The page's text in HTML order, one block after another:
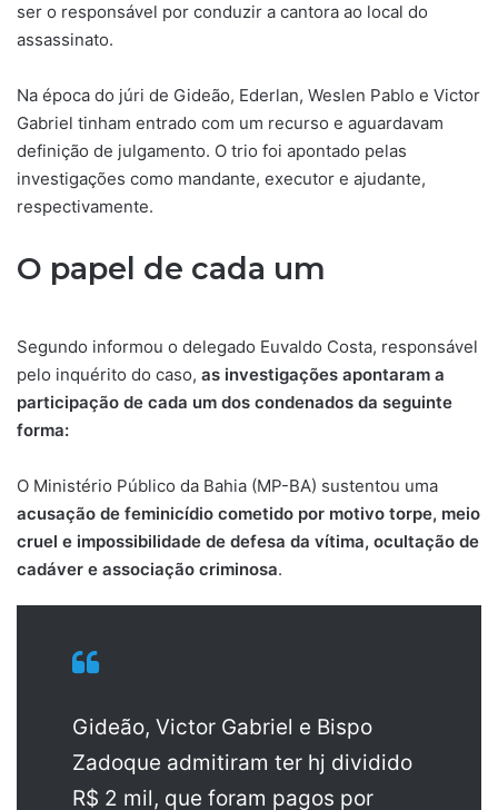
ser o responsável por conduzir a cantora ao local do
assassinato.
Na época do júri de Gideão, Ederlan, Weslen Pablo e Victor
Gabriel tinham entrado com um recurso e aguardavam
definição de julgamento. O trio foi apontado pelas
investigações como mandante, executor e ajudante,
respectivamente.
O papel de cada um
Segundo informou o delegado Euvaldo Costa, responsável
pelo inquérito do caso, as investigações apontaram a
participação de cada um dos condenados da seguinte
forma:
O Ministério Público da Bahia (MP-BA) sustentou uma
acusação de feminicídio cometido por motivo torpe, meio
cruel e impossibilidade de defesa da vítima, ocultação de
cadáver e associação criminosa.
Gideão, Victor Gabriel e Bispo
Zadoque admitiram ter hj dividido
R$ 2 mil, que foram pagos por